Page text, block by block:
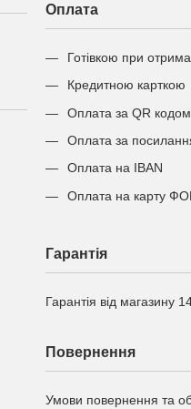
Оплата
Готівкою при
Кредитною карткою
Оплата за QR кодом
Оплата за
Оплата на IBAN
Оплата на карту
Гарантія
Гарантія від магазину
Повернення
Умови повернення та